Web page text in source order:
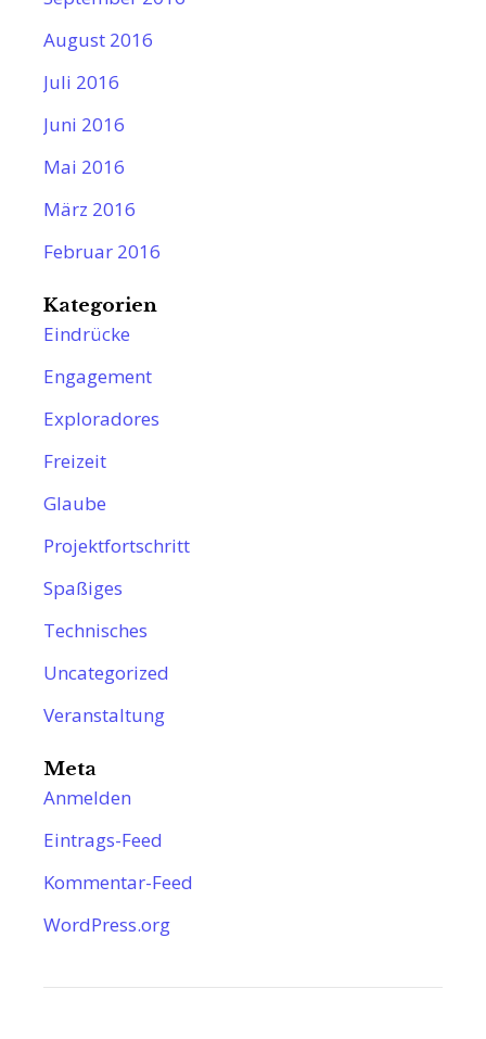
August 2016
Juli 2016
Juni 2016
Mai 2016
März 2016
Februar 2016
Kategorien
Eindrücke
Engagement
Exploradores
Freizeit
Glaube
Projektfortschritt
Spaßiges
Technisches
Uncategorized
Veranstaltung
Meta
Anmelden
Eintrags-Feed
Kommentar-Feed
WordPress.org